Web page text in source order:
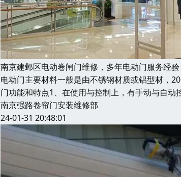
南京建邺区电动卷闸门维修，多年电动门服务经验
电动门主要材料一般是由不锈钢材质或铝型材，
门功能和特点1、在使用与控制上，有手动与自
南京强路卷帘门安装维修部
24-01-31 20:48:01